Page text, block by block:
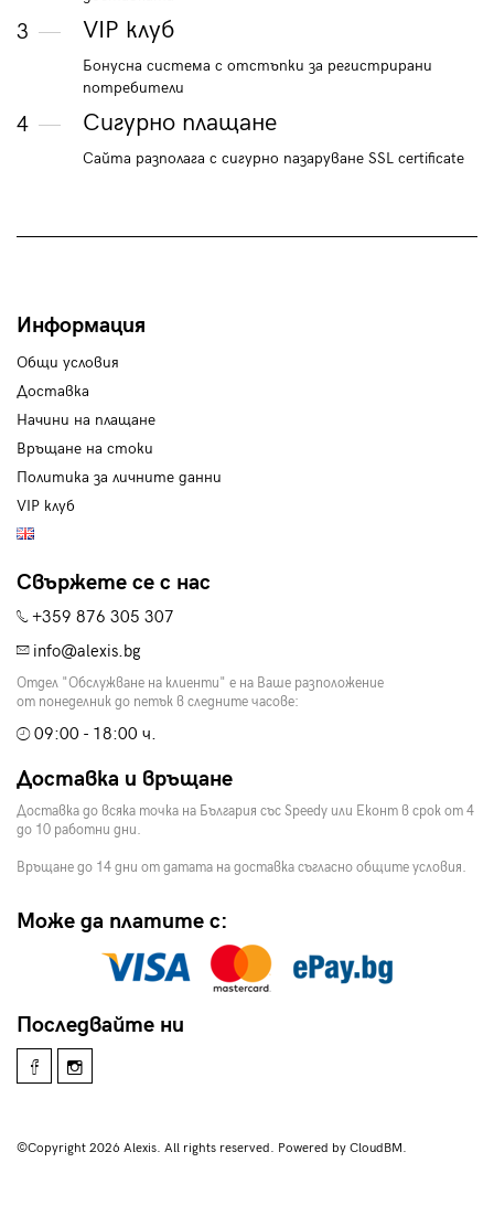
3 VIP клуб
Бонусна система с отстъпки за регистрирани
потребители
4 Сигурно плащане
Сайта разполага с сигурно пазаруване SSL certificate
Информация
Общи условия
Доставка
Начини на плащане
Връщане на стоки
Политика за личните данни
VIP клуб
Свържете се с нас
+359 876 305 307
info@alexis.bg
Отдел "Обслужване на клиенти" е на Ваше разположение
от понеделник до петък в следните часове:
09:00 - 18:00 ч.
Доставка и връщане
Доставка до всяка точка на България със Speedy или Еконт в срок от 4
до 10 работни дни.
Връщане до 14 дни от датата на доставка съгласно общите условия.
Може да платите с:
Последвайте ни
©Copyright 2026 Alexis. All rights reserved. Powered by CloudBM.